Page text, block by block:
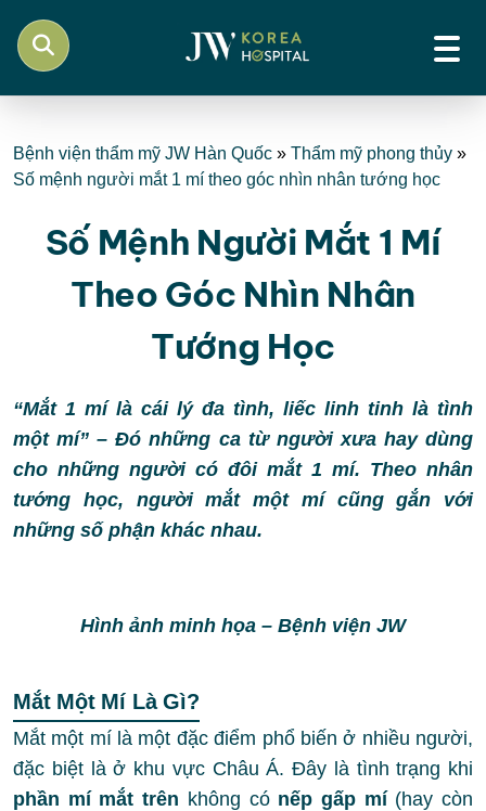
Bệnh viện thẩm mỹ JW Hàn Quốc » Thẩm mỹ phong thủy »
Số mệnh người mắt 1 mí theo góc nhìn nhân tướng học
Số Mệnh Người Mắt 1 Mí
Theo Góc Nhìn Nhân
Tướng Học
“Mắt 1 mí là cái lý đa tình, liếc linh tinh là tình
một mí” – Đó những ca từ người xưa hay dùng
cho những người có đôi mắt 1 mí. Theo nhân
tướng học, người mắt một mí cũng gắn với
những số phận khác nhau.
Hình ảnh minh họa – Bệnh viện JW
Mắt Một Mí Là Gì?
Mắt một mí là một đặc điểm phổ biến ở nhiều người,
đặc biệt là ở khu vực Châu Á. Đây là tình trạng khi
phần mí mắt trên không có nếp gấp mí(hay còn